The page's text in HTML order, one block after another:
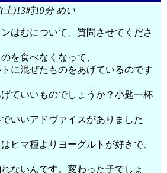
土)13時19分 めい
はむについて、質問させてくださ
を食べなくなって、
に混ぜたものをあげているのです
ていいものでしょうか？小匙一杯
いいアドヴァイスがありました
ヒマ種よりヨーグルトが好きで、
ないんです。変わった子でしょ